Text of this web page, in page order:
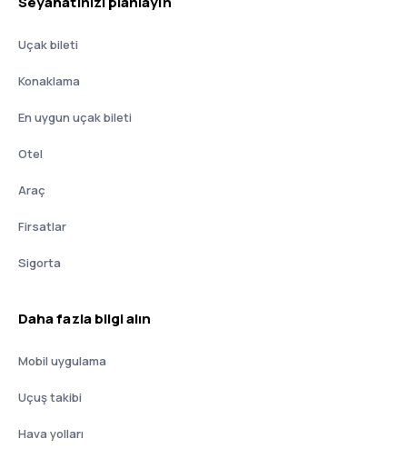
Uçak bileti
Konaklama
En uygun uçak bileti
Otel
Araç
Firsatlar
Sigorta
Daha fazla bilgi alın
Mobil uygulama
Uçuş takibi
Hava yolları